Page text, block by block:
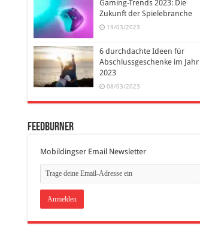
Gaming-Trends 2023: Die
Zukunft der Spielebranche
19/03/2023
6 durchdachte Ideen für
Abschlussgeschenke im Jahr
2023
08/03/2023
FeedBurner
Mobildingser Email Newsletter